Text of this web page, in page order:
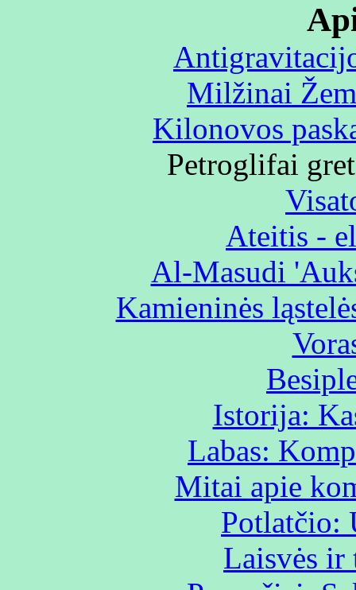
Milžinai
Kilonovos
Petroglifai
Ateitis -
Al-Masudi
Kamieninės
Istorija:
Labas:
Mitai apie
Potlatčio:
Laisvės ir